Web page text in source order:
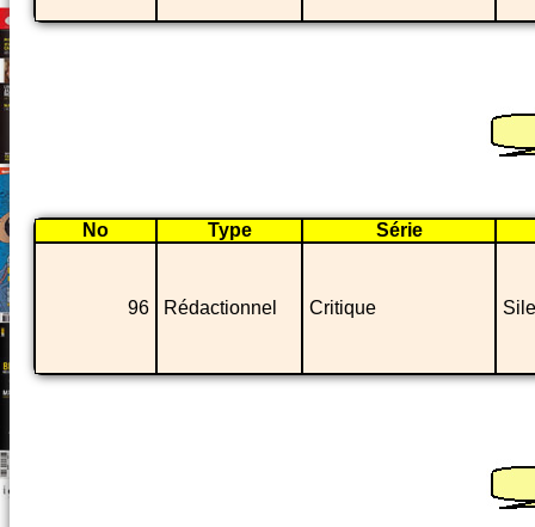
No Type Série
96 Rédactionnel Critique